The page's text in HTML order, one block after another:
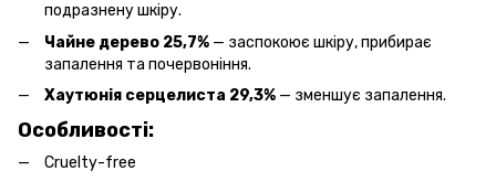
подразнену шкіру.
Чайне дерево 25,7% — заспокоює шкіру, прибирає
запалення та почервоніння.
Хаутюнія серцелиста 29,3% — зменшує запалення.
Особливості:
Cruelty-free